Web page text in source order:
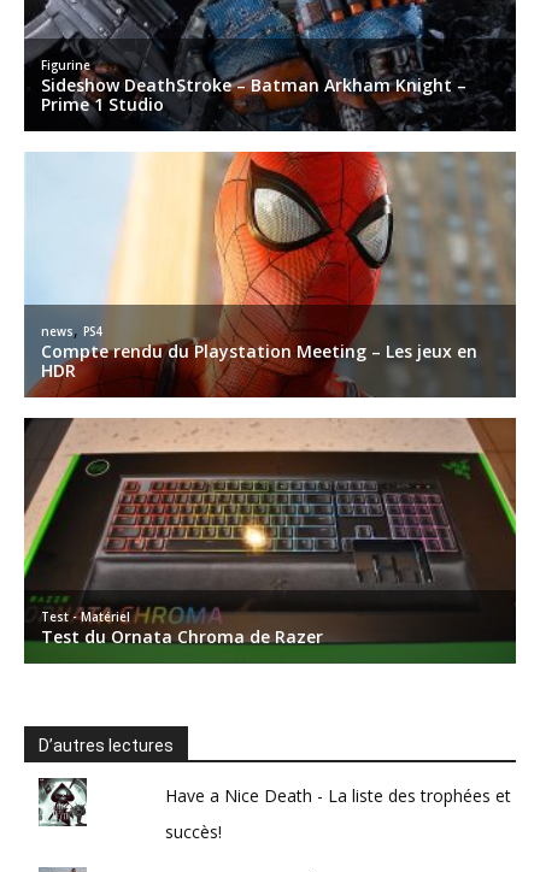
D’autres lectures
Have a Nice Death - La liste des trophées et
succès!